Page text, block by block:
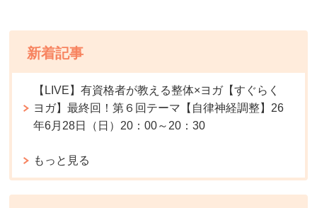
新着記事
【LIVE】有資格者が教える整体×ヨガ【すぐらく
ヨガ】最終回！第６回テーマ【自律神経調整】26
年6月28日（日）20：00～20：30
もっと見る